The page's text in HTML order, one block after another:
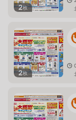
2枚
2枚